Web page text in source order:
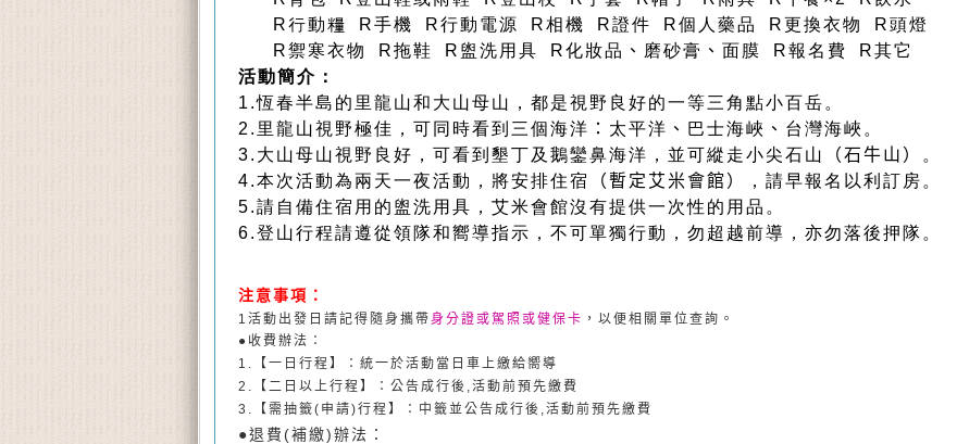
R行動糧 R手機 R行動電源 R相機 R證件 R個人藥品 R更換衣物 R頭燈
R禦寒衣物 R拖鞋 R盥洗用具 R化妝品 、 磨砂膏 、 面膜 R報名費 R其它
活動簡介：
1.恆春半島的里龍山和大山母山，都是視野良好的一等三角點小百岳。
2.里龍山視野極佳，可同時看到三個海洋 ： 太平洋 、 巴士海峽 、 台灣海峽。
3.大山母山視野良好，可看到墾丁及鵝鑾鼻海洋，並可縱走小尖石山
（石牛山）
。
4.本次活動為兩天一夜活動，將安排住宿
（暫定艾米會館）
，請早報名以利訂房。
5.請自備住宿用的盥洗用具，艾米會館沒有提供一次性的用品。
6.登山行程請遵從領隊和嚮導指示，不可單獨行動，勿超越前導，亦勿落後押隊。
注意事項：
1 活動出發日請記得隨身攜帶身分證或駕照或健保卡 ，以便相關單位查詢。
●收費辦法：
1.
【一日行程】：統一於活動當日車上繳給嚮導
2.
【二日以上行程】：公告成行後 ,活動前預先繳費
3.
【需抽籤( 申請)行程】：中籤並公告成行後 ,活動前預先繳費
●退費 (補繳)辦法：